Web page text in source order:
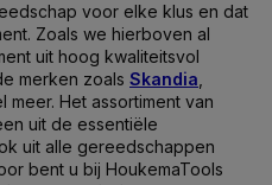
voor elke klus en dat
Zoals we hierboven al
uit hoog kwaliteitsvol
merken zoals Skandia
meer. Het assortiment van
uit de essentiële
uit alle gereedschappen
bent u bij HoukemaTools